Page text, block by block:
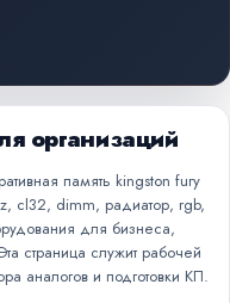
организаций
память kingston fury
cl32, dimm, радиатор, rgb,
для бизнеса,
страница служит рабочей
аналогов и подготовки КП.